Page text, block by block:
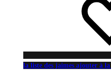
la liste des jaimes ajouter à la